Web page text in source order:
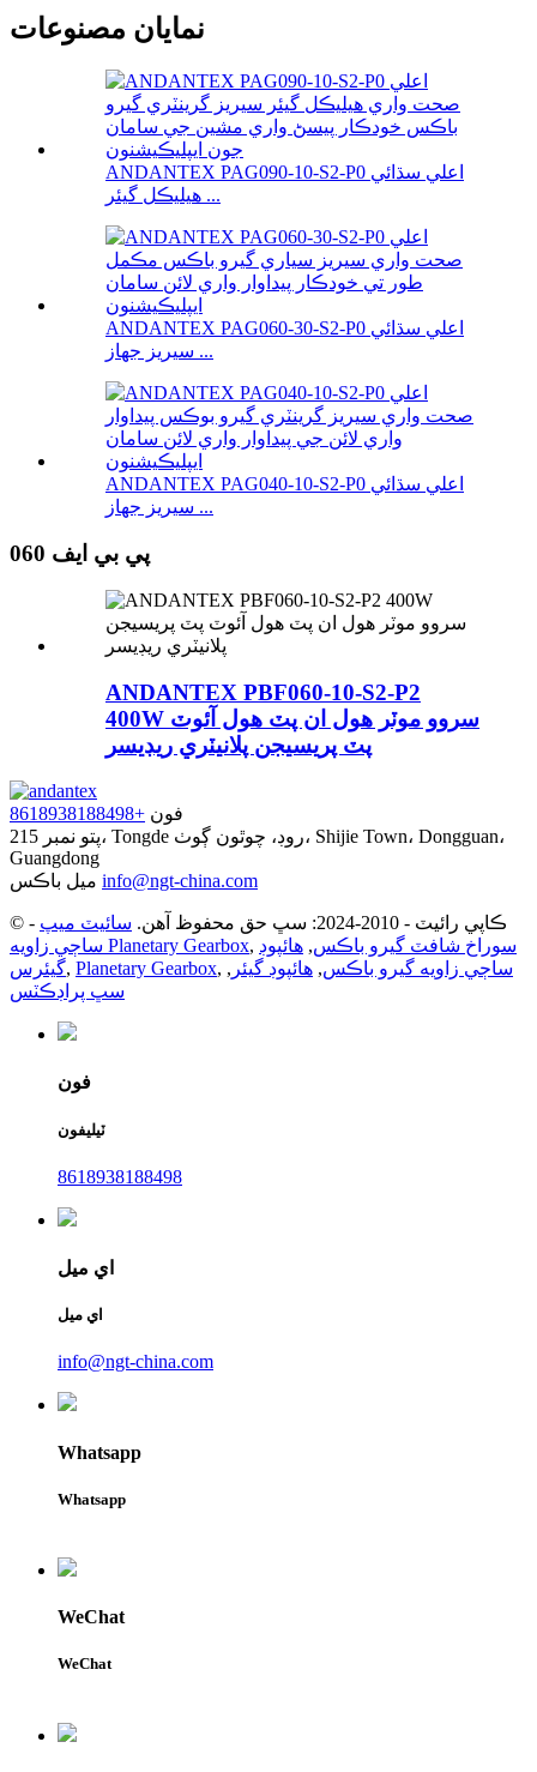
نمايان مصنوعات
ANDANTEX PAG090-10-S2-P0 اعلي سڌائي
هيليڪل گيئر ...
ANDANTEX PAG060-30-S2-P0 اعلي سڌائي
سيريز جهاز ...
ANDANTEX PAG040-10-S2-P0 اعلي سڌائي
سيريز جهاز ...
پي بي ايف 060
ANDANTEX PBF060-10-S2-P2
400W سروو موٽر هول ان پٽ هول آئوٽ
پٽ پريسيجن پلانيٽري ريڊيسر
فون +8618938188498
پتو
نمبر 215، Tongde روڊ، چوٿون ڳوٺ، Shijie Town، Dongguan،
Guangdong
ميل باڪس info@ngt-china.com
© ڪاپي رائيٽ - 2010-2024: سڀ حق محفوظ آهن. سائيٽ ميپ -
ساڄي زاويه Planetary Gearbox, سوراخ شافٽ گيرو باڪس, هائپوڊ
گيئرس, Planetary Gearbox, ساڄي زاويه گيرو باڪس, هائپوڊ گيئر ,
سڀ پراڊڪٽس
فون
ٽيليفون
8618938188498
اي ميل
اي ميل
info@ngt-china.com
Whatsapp
Whatsapp
WeChat
WeChat